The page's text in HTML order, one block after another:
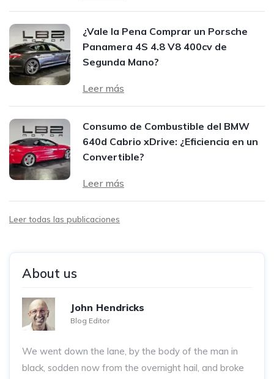
¿Vale la Pena Comprar un Porsche
Panamera 4S 4.8 V8 400cv de
Segunda Mano?
Leer más
Consumo de Combustible del BMW
640d Cabrio xDrive: ¿Eficiencia en un
Convertible?
Leer más
Leer todas las publicaciones
About us
John Hendricks
Blog Editor
We went down the lane, by the body of the man in
black, sodden now from the overnight hail, and broke